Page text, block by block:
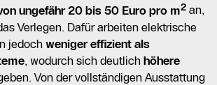
ungefähr 20 bis 50 Euro pro m2 an,
Verlegen. Dafür arbeiten elektrische
jedoch weniger effizient als
, wodurch sich deutlich höhere
Von der vollständigen Ausstattung